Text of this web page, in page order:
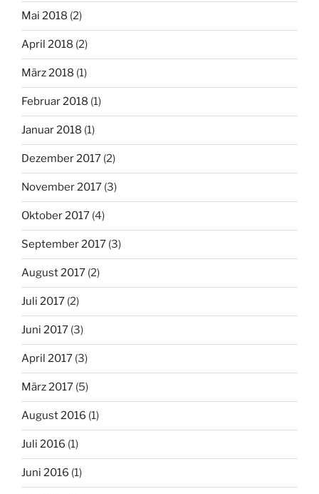
Mai 2018 (2)
April 2018 (2)
März 2018 (1)
Februar 2018 (1)
Januar 2018 (1)
Dezember 2017 (2)
November 2017 (3)
Oktober 2017 (4)
September 2017 (3)
August 2017 (2)
Juli 2017 (2)
Juni 2017 (3)
April 2017 (3)
März 2017 (5)
August 2016 (1)
Juli 2016 (1)
Juni 2016 (1)